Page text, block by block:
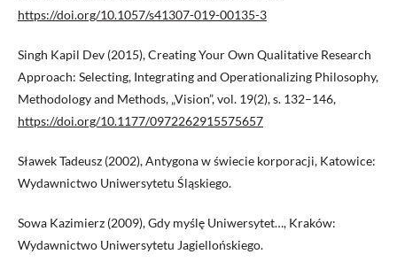
https://doi.org/10.1057/s41307-019-00135-3
Singh Kapil Dev (2015), Creating Your Own Qualitative Research
Approach: Selecting, Integrating and Operationalizing Philosophy,
Methodology and Methods, „Vision”, vol. 19(2), s. 132–146,
https://doi.org/10.1177/0972262915575657
Sławek Tadeusz (2002), Antygona w świecie korporacji, Katowice:
Wydawnictwo Uniwersytetu Śląskiego.
Sowa Kazimierz (2009), Gdy myślę Uniwersytet…, Kraków:
Wydawnictwo Uniwersytetu Jagiellońskiego.